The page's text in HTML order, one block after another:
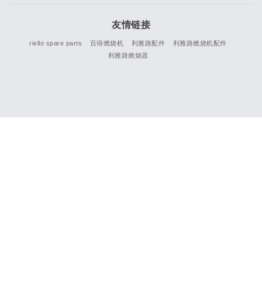
友情链接
riello spare parts 百得燃烧机 利雅路配件
利雅路燃烧机配件
利雅路燃烧器